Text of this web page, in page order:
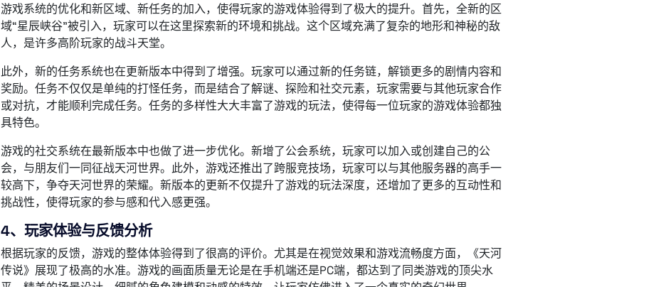
游戏系统的优化和新区域、新任务的加入，使得玩家的游戏体验得到了极大的提升。首先，全新的区
域“星辰峡谷”被引入，玩家可以在这里探索新的环境和挑战。这个区域充满了复杂的地形和神秘的敌
人，是许多高阶玩家的战斗天堂。
此外，新的任务系统也在更新版本中得到了增强。玩家可以通过新的任务链，解锁更多的剧情内容和
奖励。任务不仅仅是单纯的打怪任务，而是结合了解谜、探险和社交元素，玩家需要与其他玩家合作
或对抗，才能顺利完成任务。任务的多样性大大丰富了游戏的玩法，使得每一位玩家的游戏体验都独
具特色。
游戏的社交系统在最新版本中也做了进一步优化。新增了公会系统，玩家可以加入或创建自己的公
会，与朋友们一同征战天河世界。此外，游戏还推出了跨服竞技场，玩家可以与其他服务器的高手一
较高下，争夺天河世界的荣耀。新版本的更新不仅提升了游戏的玩法深度，还增加了更多的互动性和
挑战性，使得玩家的参与感和代入感更强。
4、玩家体验与反馈分析
根据玩家的反馈，游戏的整体体验得到了很高的评价。尤其是在视觉效果和游戏流畅度方面，《天河
传说》展现了极高的水准。游戏的画面质量无论是在手机端还是PC端，都达到了同类游戏的顶尖水